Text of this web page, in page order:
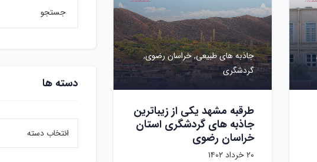
جاذبه های طبیعی,خراسان رضوی,
گردشگری
طرقبه مشهد یکی از زیباترین
جاذبه های گردشگری استان
خراسان رضوی
۲۰ خرداد ۱۴۰۲
دسته ها